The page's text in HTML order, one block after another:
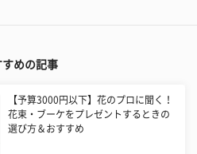
すめの記事
【予算3000円以下】花のプロに聞く！
花束・ブーケをプレゼントするときの
選び方＆おすすめ